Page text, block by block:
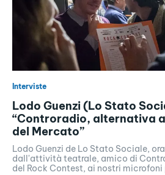
Interviste
Lodo Guenzi (Lo Stato
“Controradio, alternativa
del Mercato”
Lodo Guenzi de Lo Stato Sociale,
dall'attività teatrale, amico di
del Rock Contest, ai nostri microfoni